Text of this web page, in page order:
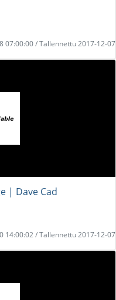
07:00:00 / Tallennettu 2017-12-07
| Dave Cad
14:00:02 / Tallennettu 2017-12-07